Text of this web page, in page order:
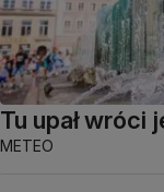
Tu upał wróci
METEO